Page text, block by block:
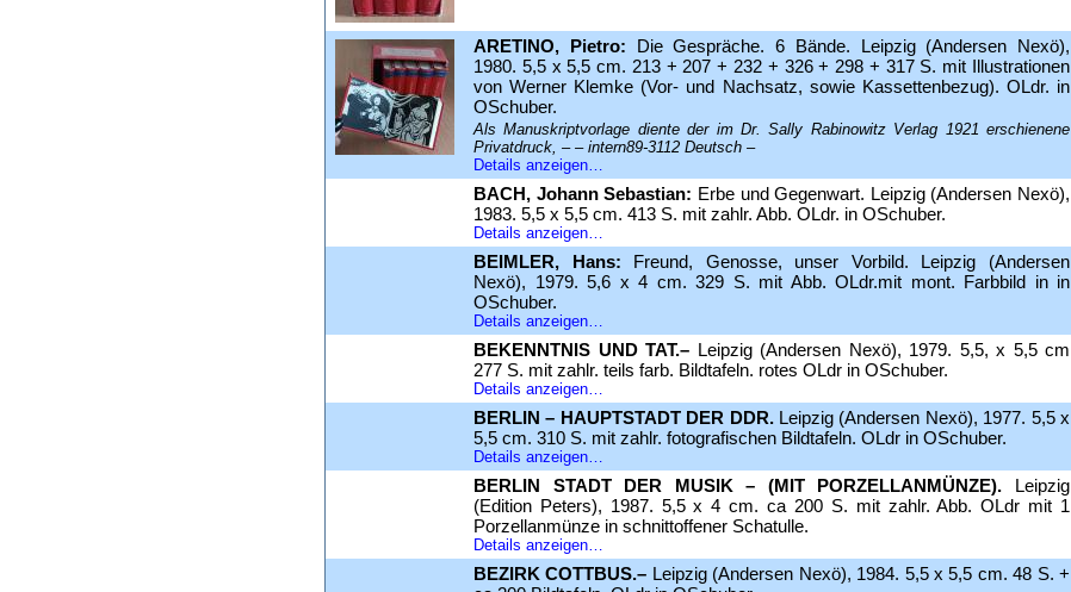
ARETINO, Pietro: Die Gespräche. 6 Bände. Leipzig (Andersen Nexö),
1980. 5,5 x 5,5 cm. 213 + 207 + 232 + 326 + 298 + 317 S. mit Illustrationen
von Werner Klemke (Vor- und Nachsatz, sowie Kassettenbezug). OLdr. in
OSchuber.
Als Manuskriptvorlage diente der im Dr. Sally Rabinowitz Verlag 1921 erschienene
Privatdruck, – – intern89-3112 Deutsch –
Details anzeigen…
BACH, Johann Sebastian: Erbe und Gegenwart. Leipzig (Andersen Nexö),
1983. 5,5 x 5,5 cm. 413 S. mit zahlr. Abb. OLdr. in OSchuber.
Details anzeigen…
BEIMLER, Hans: Freund, Genosse, unser Vorbild. Leipzig (Andersen
Nexö), 1979. 5,6 x 4 cm. 329 S. mit Abb. OLdr.mit mont. Farbbild in in
OSchuber.
Details anzeigen…
BEKENNTNIS UND TAT.– Leipzig (Andersen Nexö), 1979. 5,5, x 5,5 cm
277 S. mit zahlr. teils farb. Bildtafeln. rotes OLdr in OSchuber.
Details anzeigen…
BERLIN – HAUPTSTADT DER DDR.Leipzig (Andersen Nexö), 1977. 5,5 x
5,5 cm. 310 S. mit zahlr. fotografischen Bildtafeln. OLdr in OSchuber.
Details anzeigen…
BERLIN STADT DER MUSIK – (MIT PORZELLANMÜNZE). Leipzig
(Edition Peters), 1987. 5,5 x 4 cm. ca 200 S. mit zahlr. Abb. OLdr mit 1
Porzellanmünze in schnittoffener Schatulle.
Details anzeigen…
BEZIRK COTTBUS.– Leipzig (Andersen Nexö), 1984. 5,5 x 5,5 cm. 48 S. +